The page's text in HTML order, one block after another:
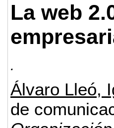
La web
.
Álvaro Lleó,
de